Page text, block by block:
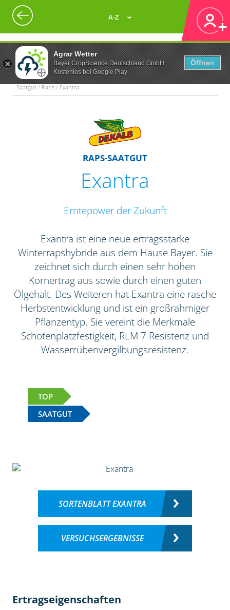
Agrar Wetter
Bayer CropScience Deutschland GmbH
Kostenlos bei Google Play
Öffnen
A-Z
Saatgut / Raps / Exantra
RAPS-SAATGUT
Exantra
Erntepower der Zukunft
Exantra ist eine neue ertragsstarke
Winterrapshybride aus dem Hause Bayer. Sie
zeichnet sich durch einen sehr hohen
Kornertrag aus sowie durch einen guten
Ölgehalt. Des Weiteren hat Exantra eine rasche
Herbstentwicklung und ist ein großrahmiger
Pflanzentyp. Sie vereint die Merkmale
Schotenplatzfestigkeit, RLM 7 Resistenz und
Wasserrübenvergilbungsresistenz.
TOP
SAATGUT
SORTENBLATT EXANTRA
VERSUCHSERGEBNISSE
Ertragseigenschaften